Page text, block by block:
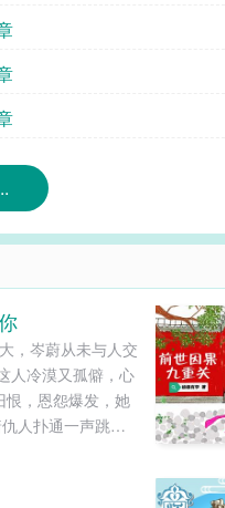
，岑蔚从未与人交
人冷漠又孤僻，心
恨，恩怨爆发，她
人扑通一声跳进
老同学意外同居